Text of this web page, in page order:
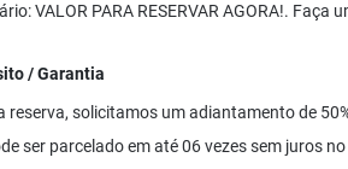
VALOR PARA RESERVAR AGORA!. Faça
/ Garantia
reserva, solicitamos um adiantamento de
ser parcelado em até 06 vezes sem juros